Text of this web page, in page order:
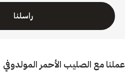
راسلنا
عملنا مع الصليب الأحمر المولدوفي